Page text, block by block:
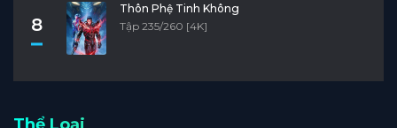
8
Thôn Phệ Tinh Không
Tập 235/260 [4K]
Thể Loại